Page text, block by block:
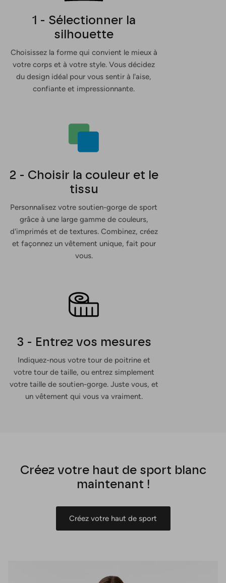
1 - Sélectionner la
silhouette
Choisissez la forme qui convient le mieux à
votre corps et à votre style. Vous décidez
du design idéal pour vous sentir à l'aise,
confiante et impressionnante.
2 - Choisir la couleur et le
tissu
Personnalisez votre soutien-gorge de sport
grâce à une large gamme de couleurs,
d'imprimés et de textures. Combinez, créez
et façonnez un vêtement unique, fait pour
vous.
3 - Entrez vos mesures
Indiquez-nous votre tour de poitrine et
votre tour de taille, ou entrez simplement
votre taille de soutien-gorge. Juste vous, et
un vêtement qui vous va vraiment.
Créez votre haut de sport blanc
maintenant !
Créez votre haut de sport